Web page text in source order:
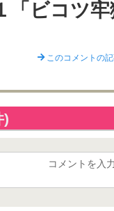
「ビコツ
このコメントの
)
コメントを入